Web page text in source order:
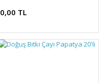
0,00 TL